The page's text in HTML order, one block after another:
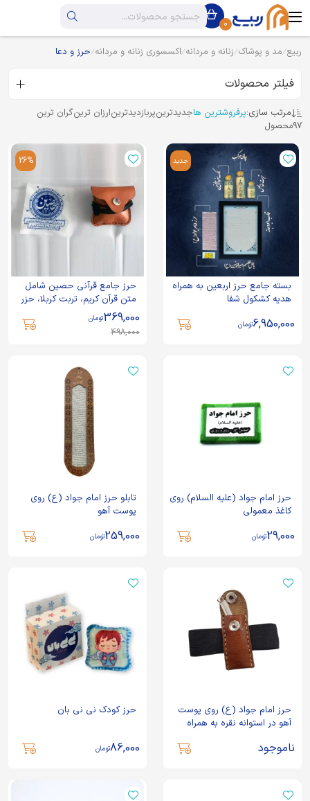
0
ربیع مد و پوشاک زنانه و مردانه اکسسوری زنانه و مردانه حرز و دعا
فیلتر محصولات
مرتب سازی:پرفروشترین هاجدیدترینپربازدیدترینارزان ترینگران ترین
97محصول
جدید
بسته جامع حرز اربعین به همراه
هدیه کشکول شفا
6,950,000تومان
26%
حرز جامع قرآنی حصین شامل
متن قرآن کریم، تربت کربلا، حزر
امام رضا (ع) و حرز ابی دجانه
کبیر
498,000
369,000تومان
حرز امام جواد (علیه السلام) روی
کاغذ معمولی
29,000تومان
تابلو حرز امام جواد (ع) روی
پوست آهو
259,000تومان
حرز امام جواد (ع) روی پوست
آهو در استوانه نقره به همراه
ناموجود
حرز کودک نی نی بان
86,000تومان